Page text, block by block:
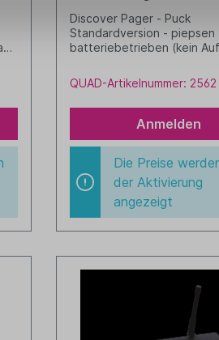
Discover Pager - Puck
Standardversion - piepsen
batteriebetrieben (kein
QUAD-Artikelnummer: 2562
Anmelden
Die Preise
der Aktivierung
angezeigt